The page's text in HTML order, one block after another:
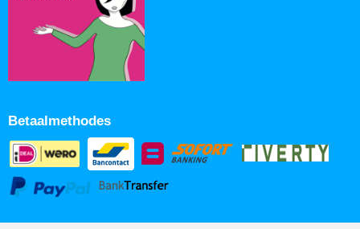
Betaalmethodes